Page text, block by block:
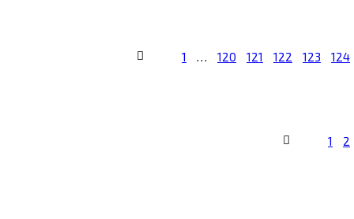
1 … 120 121 122 123 124
1 2